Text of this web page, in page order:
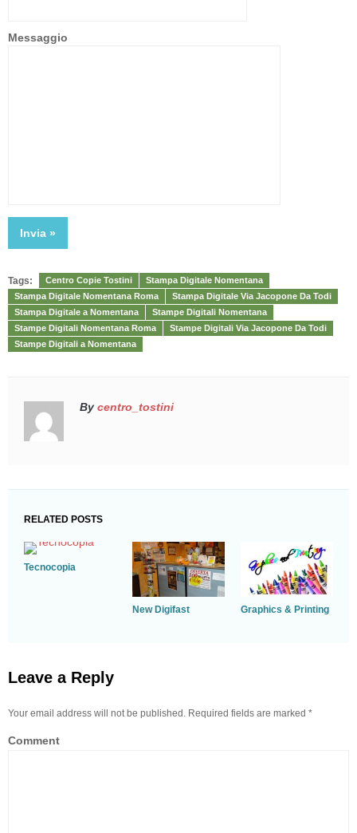
Messaggio
Tags: Centro Copie Tostini
Stampa Digitale Nomentana
Stampa Digitale Nomentana Roma
Stampa Digitale Via Jacopone Da Todi
Stampa Digitale a Nomentana
Stampe Digitali Nomentana
Stampe Digitali Nomentana Roma
Stampe Digitali Via Jacopone Da Todi
Stampe Digitali a Nomentana
By centro_tostini
RELATED POSTS
Tecnocopia
New Digifast Graphics & Printing
Leave a Reply
Your email address will not be published. Required fields are marked *
Comment